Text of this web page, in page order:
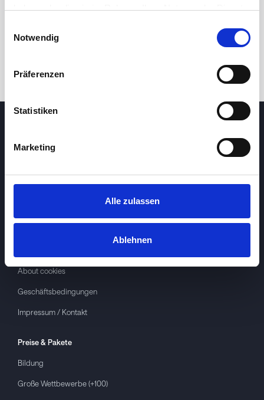
haben oder die sie im Rahmen Ihrer Nutzung der Dienste
Notwendig
Präferenzen
Statistiken
Marketing
Alle zulassen
Ablehnen
About cookies
Geschäftsbedingungen
Impressum / Kontakt
Preise & Pakete
Bildung
Große Wettbewerbe (+100)